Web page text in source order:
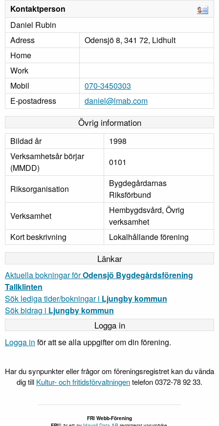
Kontaktperson
Daniel Rubin
Adress
Odensjö 8, 341 72, Lidhult
Home
Work
Mobil
070-3450303
E-postadress
daniel@lmab.com
Övrig information
Bildad år
1998
Verksamhetsår börjar
(MMDD)
0101
Riksorganisation
Bygdegårdarnas
Riksförbund
Verksamhet
Hembygdsvård, Övrig
verksamhet
Kort beskrivning
Lokalhållande förening
Länkar
Aktuella bokningar förOdensjö Bygdegårdsförening
Tallklinten
Sök lediga tider/bokningar i Ljungby kommun
Sök bidrag i Ljungby kommun
Logga in
Logga in för att se alla uppgifter om din förening.
Har du synpunkter eller frågor om föreningsregistret kan du vända
dig till Kultur- och fritidsförvaltningentelefon 0372-78 92 33.
FRI Webb-Förening
®